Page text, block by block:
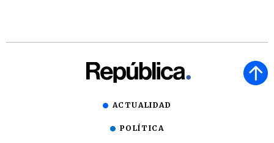
ACTUALIDAD
POLÍTICA